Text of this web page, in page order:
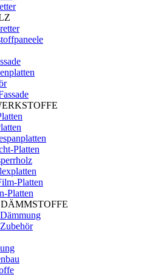
Platten
Platten
Platten